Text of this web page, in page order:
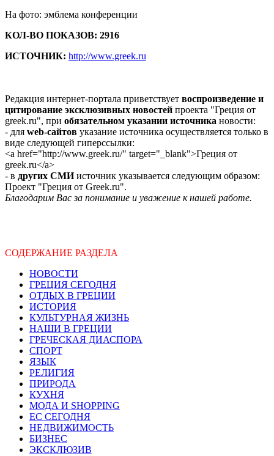
На фото: эмблема конференции
КОЛ-ВО ПОКАЗОВ: 2916
ИСТОЧНИК: http://www.greek.ru
Редакция интернет-портала приветствует воспроизведение и
цитирование эксклюзивных новостей проекта "Греция от
greek.ru", при обязательном указании источника новости:
- для web-сайтов указание источника осуществляется только в
виде следующей гиперссылки:
<a href="http://www.greek.ru/" target="_blank">Греция от
greek.ru</a>
- в других СМИисточник указывается следующим образом:
Проект "Греция от Greek.ru".
Благодарим Вас за понимание и уважение к нашей работе.
СОДЕРЖАНИЕ РАЗДЕЛА
НОВОСТИ
ГРЕЦИЯ СЕГОДНЯ
ОТДЫХ В ГРЕЦИИ
ИСТОРИЯ
КУЛЬТУРНАЯ ЖИЗНЬ
НАШИ В ГРЕЦИИ
ГРЕЧЕСКАЯ ДИАСПОРА
СПОРТ
ЯЗЫК
РЕЛИГИЯ
ПРИРОДА
КУХНЯ
МОДА И SHOPPING
ЕС СЕГОДНЯ
НЕДВИЖИМОСТЬ
БИЗНЕС
ЭКСКЛЮЗИВ